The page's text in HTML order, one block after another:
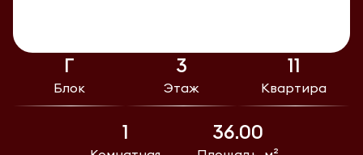
Г
Блок
3
Этаж
11
Квартира
1 36.00